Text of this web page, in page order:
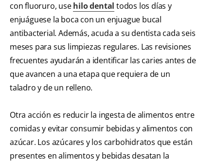
con fluoruro, usehilo dental todos los días y
enjuáguese la boca con un enjuague bucal
antibacterial. Además, acuda a su dentista cada seis
meses para sus limpiezas regulares. Las revisiones
frecuentes ayudarán a identificar las caries antes de
que avancen a una etapa que requiera de un
taladro y de un relleno.
Otra acción es reducir la ingesta de alimentos entre
comidas y evitar consumir bebidas y alimentos con
azúcar. Los azúcares y los carbohidratos que están
presentes en alimentos y bebidas desatan la